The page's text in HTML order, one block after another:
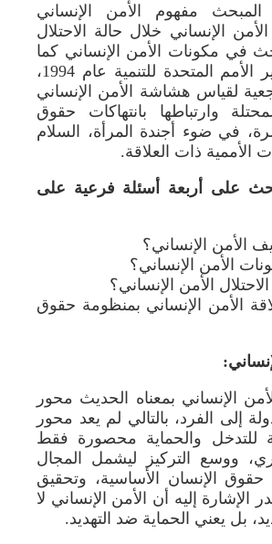
مفهوم الأمن الإنساني
الإنساني خلال حالة الاحتلال
في مكونات الأمن الإنساني كما
وردت في تقرير الأمم المتحدة للتنمية عام 1994،
لقياس هشاشة الأمن الإنساني
وارتباطها بانتهاكات حقوق
في ضوء أجندة المرأة، السلام
الأممية ذات العلاقة.
على أربعة أسئلة فرعية على
الأمن الإنساني؟
الأمن الإنساني؟
الأمن الإنساني؟
الأمن الإنساني بمنظومة حقوق
الإنساني بمعناه الحديث محور
إلى الفرد، بالتالي لم يعد محور
للتدخل والحماية محصورة فقط
ووسع التركيز ليشمل المجال
حقوق الإنسان الأساسية، وتحقيق
الإشارة إليه أن الأمن الإنساني لا
بل يعني الحماية ضد التهديد.